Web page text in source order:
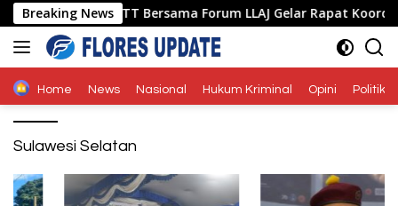
Langsung
ke
konten
Breaking News
Polda NTT Bersama Forum LLAJ Gelar Rapat Koordinasi
Home News Nasional Hukum Kriminal Opini Politik
Sulawesi Selatan